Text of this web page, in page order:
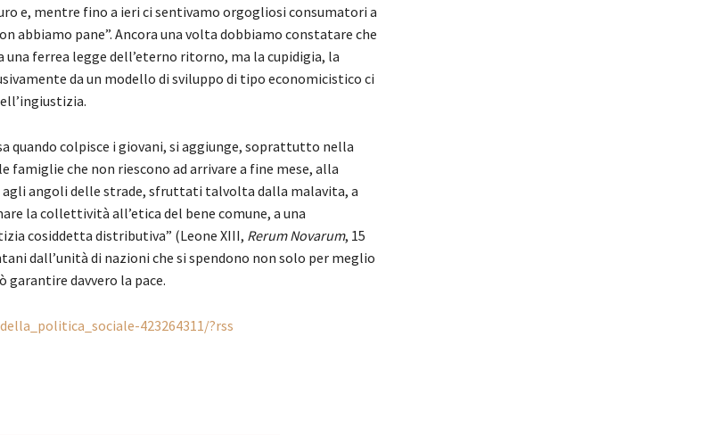
e, mentre fino a ieri ci sentivamo orgogliosi consumatori a
abbiamo pane”. Ancora una volta dobbiamo constatare che
ferrea legge dell’eterno ritorno, ma la cupidigia, la
da un modello di sviluppo di tipo economicistico ci
quando colpisce i giovani, si aggiunge, soprattutto nella
che non riescono ad arrivare a fine mese, alla
angoli delle strade, sfruttati talvolta dalla malavita, a
la collettività all’etica del bene comune, a una
cosiddetta distributiva” (Leone XIII, Rerum Novarum, 15
dall’unità di nazioni che si spendono non solo per meglio
garantire davvero la pace.
423264311/?rss